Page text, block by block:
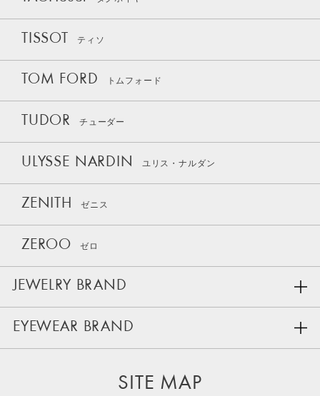
TISSOT ティソ
TOM FORD トムフォード
TUDOR チューダー
ULYSSE NARDIN ユリス・ナルダン
ZENITH ゼニス
ZEROO ゼロ
JEWELRY BRAND
EYEWEAR BRAND
SITE MAP